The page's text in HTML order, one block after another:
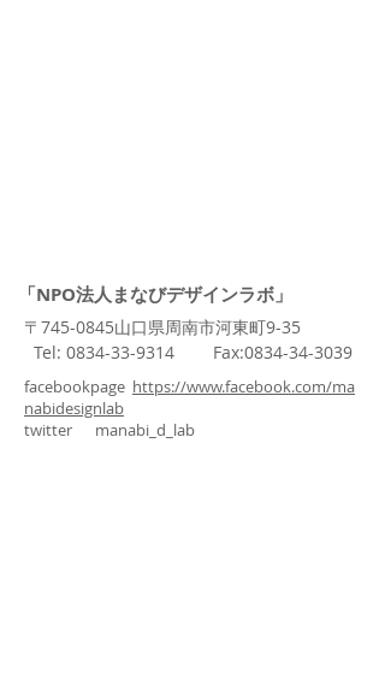
「NPO法人まなびデザインラボ」
〒745-0845山口県周南市河東町9-35
Tel: 0834-33-9314Fax:0834-34-3039
facebookpage https://www.facebook.com/ma
nabidesignlab
twitter manabi_d_lab